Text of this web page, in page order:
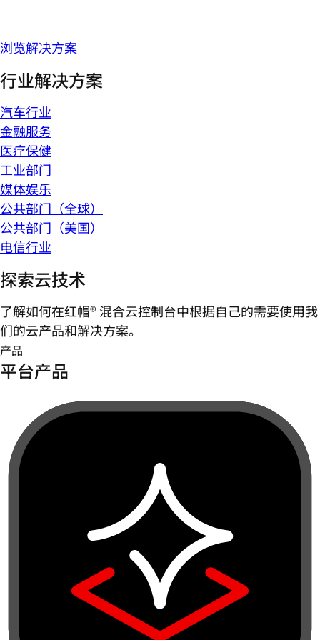
浏览解决方案
行业解决方案
汽车行业
金融服务
医疗保健
工业部门
媒体娱乐
公共部门（全球）
公共部门（美国）
电信行业
探索云技术
了解如何在红帽® 混合云控制台中根据自己的需要使用我
们的云产品和解决方案。
产品
平台产品